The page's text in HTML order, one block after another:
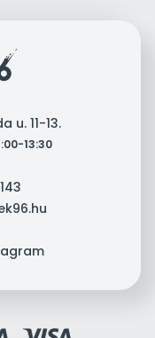
u. 11-13.
13:30